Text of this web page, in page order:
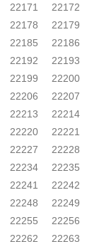
22171
22172
22178
22179
22185
22186
22192
22193
22199
22200
22206
22207
22213
22214
22220
22221
22227
22228
22234
22235
22241
22242
22248
22249
22255
22256
22262
22263